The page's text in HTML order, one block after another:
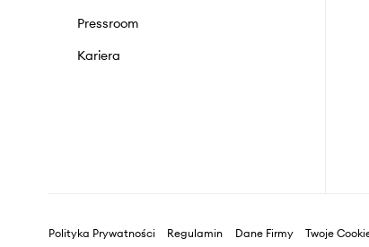
Pressroom
Kariera
Polityka Prywatności Regulamin Dane Firmy Twoje